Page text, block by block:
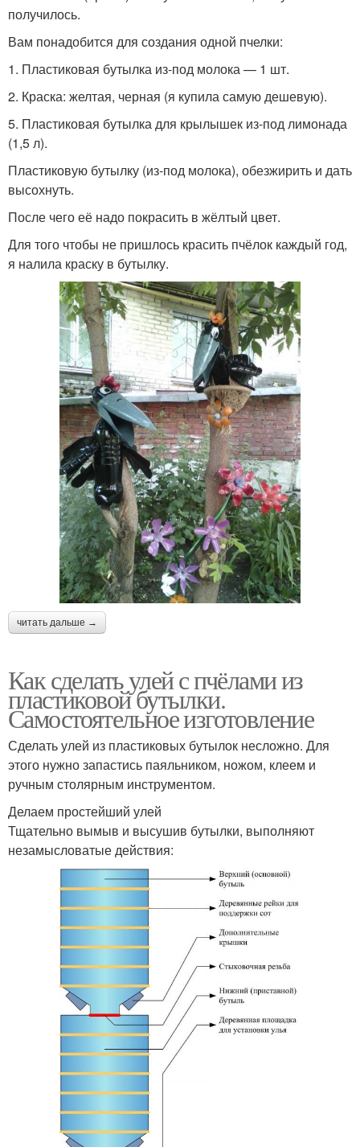
получилось.
Вам понадобится для создания одной пчелки:
1. Пластиковая бутылка из-под молока — 1 шт.
2. Краска: желтая, черная (я купила самую дешевую).
5. Пластиковая бутылка для крылышек из-под лимонада
(1,5 л).
Пластиковую бутылку (из-под молока), обезжирить и дать
высохнуть.
После чего её надо покрасить в жёлтый цвет.
Для того чтобы не пришлось красить пчёлок каждый год,
я налила краску в бутылку.
читать дальше →
Как сделать улей с пчёлами из
пластиковой бутылки.
Самостоятельное изготовление
Сделать улей из пластиковых бутылок несложно. Для
этого нужно запастись паяльником, ножом, клеем и
ручным столярным инструментом.
Делаем простейший улей
Тщательно вымыв и высушив бутылки, выполняют
незамысловатые действия: